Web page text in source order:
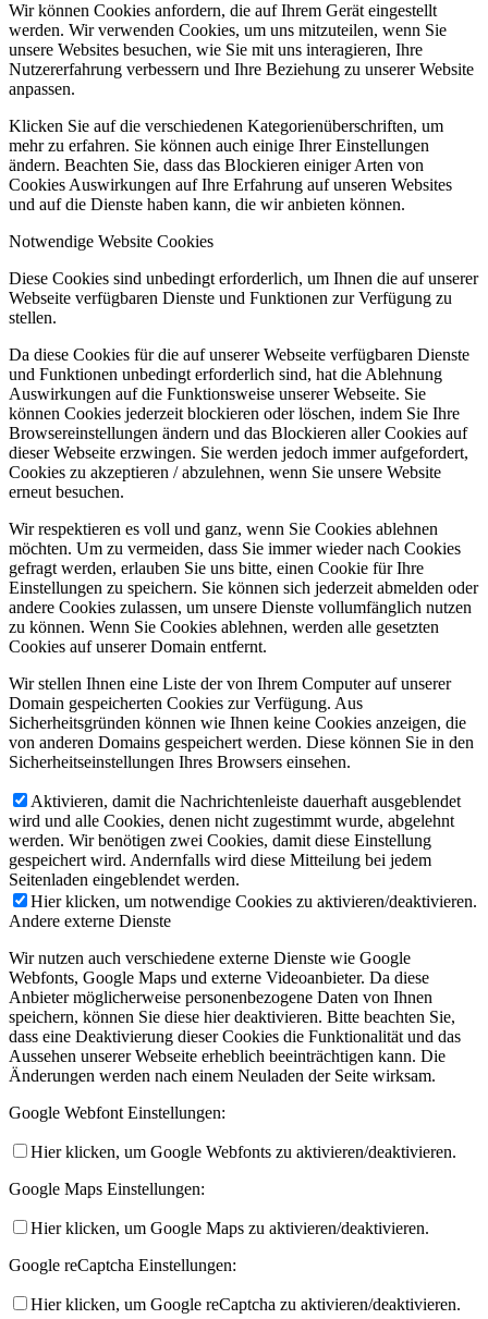
Wir können Cookies anfordern, die auf Ihrem Gerät eingestellt
werden. Wir verwenden Cookies, um uns mitzuteilen, wenn Sie
unsere Websites besuchen, wie Sie mit uns interagieren, Ihre
Nutzererfahrung verbessern und Ihre Beziehung zu unserer Website
anpassen.
Klicken Sie auf die verschiedenen Kategorienüberschriften, um
mehr zu erfahren. Sie können auch einige Ihrer Einstellungen
ändern. Beachten Sie, dass das Blockieren einiger Arten von
Cookies Auswirkungen auf Ihre Erfahrung auf unseren Websites
und auf die Dienste haben kann, die wir anbieten können.
Notwendige Website Cookies
Diese Cookies sind unbedingt erforderlich, um Ihnen die auf unserer
Webseite verfügbaren Dienste und Funktionen zur Verfügung zu
stellen.
Da diese Cookies für die auf unserer Webseite verfügbaren Dienste
und Funktionen unbedingt erforderlich sind, hat die Ablehnung
Auswirkungen auf die Funktionsweise unserer Webseite. Sie
können Cookies jederzeit blockieren oder löschen, indem Sie Ihre
Browsereinstellungen ändern und das Blockieren aller Cookies auf
dieser Webseite erzwingen. Sie werden jedoch immer aufgefordert,
Cookies zu akzeptieren / abzulehnen, wenn Sie unsere Website
erneut besuchen.
Wir respektieren es voll und ganz, wenn Sie Cookies ablehnen
möchten. Um zu vermeiden, dass Sie immer wieder nach Cookies
gefragt werden, erlauben Sie uns bitte, einen Cookie für Ihre
Einstellungen zu speichern. Sie können sich jederzeit abmelden oder
andere Cookies zulassen, um unsere Dienste vollumfänglich nutzen
zu können. Wenn Sie Cookies ablehnen, werden alle gesetzten
Cookies auf unserer Domain entfernt.
Wir stellen Ihnen eine Liste der von Ihrem Computer auf unserer
Domain gespeicherten Cookies zur Verfügung. Aus
Sicherheitsgründen können wie Ihnen keine Cookies anzeigen, die
von anderen Domains gespeichert werden. Diese können Sie in den
Sicherheitseinstellungen Ihres Browsers einsehen.
Aktivieren, damit die Nachrichtenleiste dauerhaft ausgeblendet
wird und alle Cookies, denen nicht zugestimmt wurde, abgelehnt
werden. Wir benötigen zwei Cookies, damit diese Einstellung
gespeichert wird. Andernfalls wird diese Mitteilung bei jedem
Seitenladen eingeblendet werden.
Hier klicken, um notwendige Cookies zu aktivieren/deaktivieren.
Andere externe Dienste
Wir nutzen auch verschiedene externe Dienste wie Google
Webfonts, Google Maps und externe Videoanbieter. Da diese
Anbieter möglicherweise personenbezogene Daten von Ihnen
speichern, können Sie diese hier deaktivieren. Bitte beachten Sie,
dass eine Deaktivierung dieser Cookies die Funktionalität und das
Aussehen unserer Webseite erheblich beeinträchtigen kann. Die
Änderungen werden nach einem Neuladen der Seite wirksam.
Google Webfont Einstellungen:
Hier klicken, um Google Webfonts zu aktivieren/deaktivieren.
Google Maps Einstellungen:
Hier klicken, um Google Maps zu aktivieren/deaktivieren.
Google reCaptcha Einstellungen:
Hier klicken, um Google reCaptcha zu aktivieren/deaktivieren.